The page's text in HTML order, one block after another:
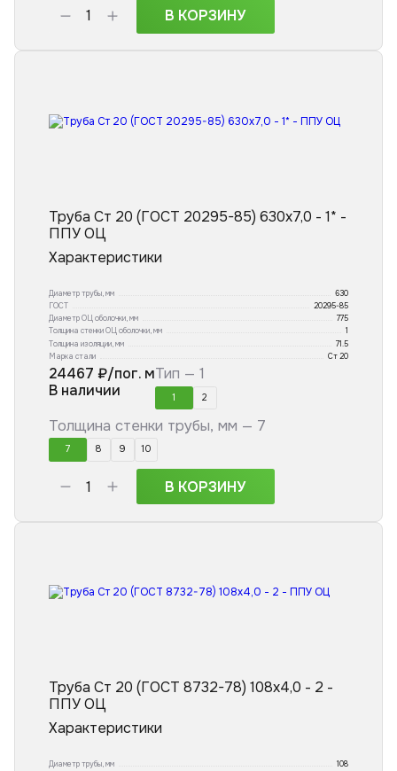
В КОРЗИНУ
Труба Ст 20 (ГОСТ 20295-85) 630x7,0 - 1* -
ППУ ОЦ
Характеристики
Диаметр трубы, мм
630
ГОСТ
20295-85
Диаметр ОЦ оболочки, мм
775
Толщина стенки ОЦ оболочки, мм
1
Толщина изоляции, мм
71.5
Марка стали
Ст 20
24467 ₽/пог. м
В наличии
Тип — 1
1 2
Толщина стенки трубы, мм — 7
7 8 9 10
В КОРЗИНУ
Труба Ст 20 (ГОСТ 8732-78) 108x4,0 - 2 -
ППУ ОЦ
Характеристики
Диаметр трубы, мм
108